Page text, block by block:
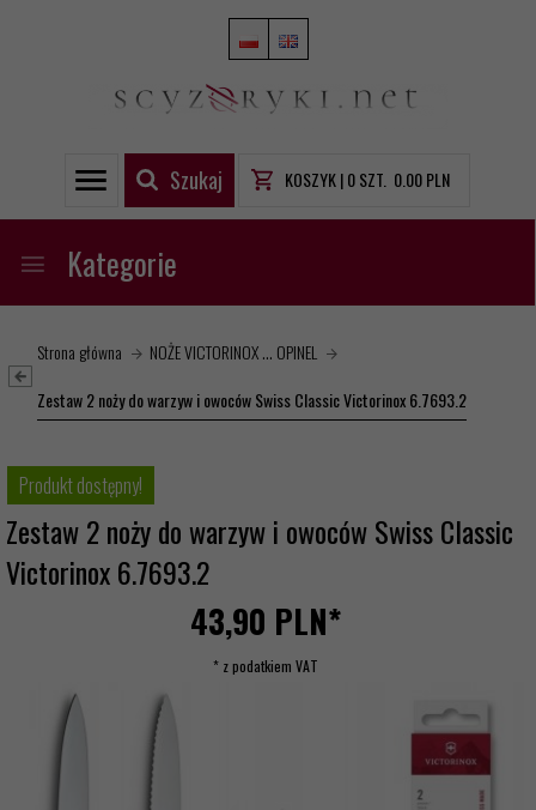
Szukaj KOSZYK |0SZT. 0.00PLN
Kategorie
Strona główna
NOŻE VICTORINOX ... OPINEL
Zestaw 2 noży do warzyw i owoców Swiss Classic Victorinox 6.7693.2
Produkt dostępny!
Zestaw 2 noży do warzyw i owoców Swiss Classic
Victorinox 6.7693.2
43,90 PLN*
* z podatkiem VAT